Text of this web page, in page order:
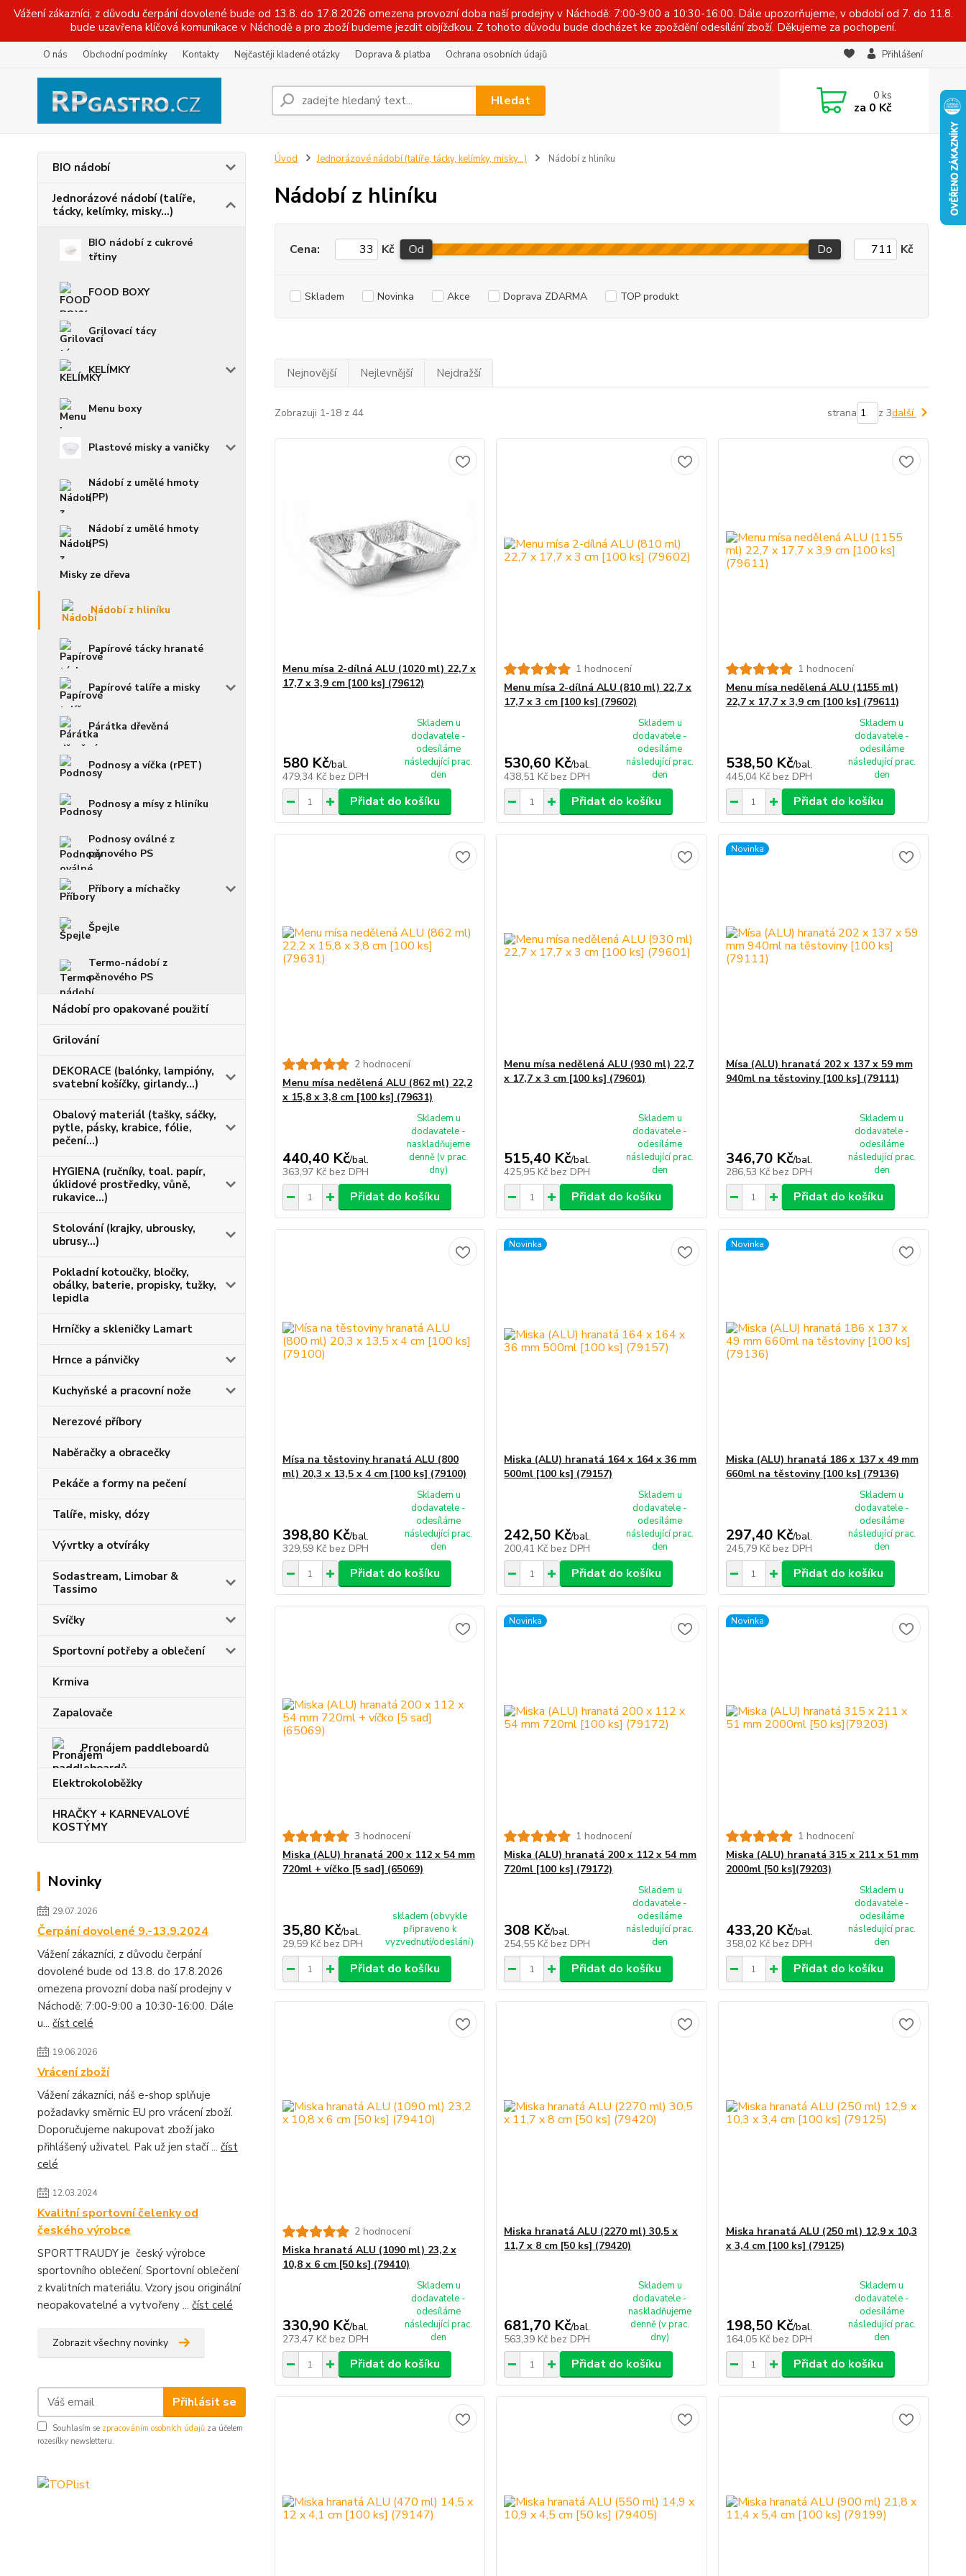
Vážení zákazníci, z důvodu čerpání dovolené bude od 13.8. do 17.8.2026 omezena provozní doba naší prodejny v Náchodě: 7:00-9:00 a 10:30-16:00. Dále upozorňujeme, v období od 7. do 11.8.
bude uzavřena klíčová komunikace v Náchodě a pro zboží budeme jezdit objížďkou. Z tohoto důvodu bude docházet ke zpoždění odesílání zboží. Děkujeme za pochopení.
O nás Obchodní podmínky Kontakty Nejčastěji kladené otázky Doprava & platba Ochrana osobních údajů Přihlášení
Hledat 0ks
za 0 Kč
BIO nádobí
Jednorázové nádobí (talíře,
tácky, kelímky, misky...)
BIO nádobí z cukrové
třtiny
FOOD BOXY
Grilovací tácy
KELÍMKY
Menu boxy
Plastové misky a vaničky
Nádobí z umělé hmoty
(PP)
Nádobí z umělé hmoty
(PS)
Misky ze dřeva
Nádobí z hliníku
Papírové tácky hranaté
Papírové talíře a misky
Párátka dřevěná
Podnosy a víčka (rPET)
Podnosy a mísy z hliníku
Podnosy oválné z
pěnového PS
Příbory a míchačky
Špejle
Termo-nádobí z
pěnového PS
Nádobí pro opakované použití
Grilování
DEKORACE (balónky, lampióny,
svatební košíčky, girlandy...)
Obalový materiál (tašky, sáčky,
pytle, pásky, krabice, fólie,
pečení...)
HYGIENA (ručníky, toal. papír,
úklidové prostředky, vůně,
rukavice...)
Stolování (krajky, ubrousky,
ubrusy...)
Pokladní kotoučky, bločky,
obálky, baterie, propisky, tužky,
lepidla
Hrníčky a skleničky Lamart
Hrnce a pánvičky
Kuchyňské a pracovní nože
Nerezové příbory
Naběračky a obracečky
Pekáče a formy na pečení
Talíře, misky, dózy
Vývrtky a otvíráky
Sodastream, Limobar &
Tassimo
Svíčky
Sportovní potřeby a oblečení
Krmiva
Zapalovače
Pronájem paddleboardů
Elektrokoloběžky
HRAČKY + KARNEVALOVÉ
KOSTÝMY
Novinky
29.07.2026
Čerpání dovolené 9.-13.9.2024
Vážení zákazníci, z důvodu čerpání
dovolené bude od 13.8. do 17.8.2026
omezena provozní doba naší prodejny v
Náchodě: 7:00-9:00 a 10:30-16:00. Dále
u... číst celé
19.06.2026
Vrácení zboží
Vážení zákazníci, náš e-shop splňuje
požadavky směrnic EU pro vrácení zboží.
Doporučujeme nakupovat zboží jako
přihlášený uživatel. Pak už jen stačí ... číst
celé
12.03.2024
Kvalitní sportovní čelenky od
českého výrobce
SPORTTRAUDY je český výrobce
sportovního oblečení. Sportovní oblečení
z kvalitních materiálu. Vzory jsou originální
neopakovatelné a vytvořeny ... číst celé
Zobrazit všechny novinky
Přihlásit se
Souhlasím se zpracováním osobních údajů za účelem
rozesílky newsletteru.
Úvod Jednorázové nádobí (talíře, tácky, kelímky, misky...) Nádobí z hliníku
Nádobí z hliníku
Cena: Kč Od Do Kč
Skladem Novinka Akce Doprava ZDARMA TOP produkt
Nejnovější Nejlevnější Nejdražší
Zobrazuji 1-18 z 44 strana z 3další
Menu mísa 2-dílná ALU (1020 ml) 22,7 x
17,7 x 3,9 cm [100 ks] (79612)
580 Kč/bal.
479,34 Kč bez DPH
Skladem u
dodavatele -
odesíláme
následující prac.
den
Přidat do košíku
1 hodnocení
Menu mísa 2-dílná ALU (810 ml) 22,7 x
17,7 x 3 cm [100 ks] (79602)
530,60 Kč/bal.
438,51 Kč bez DPH
Skladem u
dodavatele -
odesíláme
následující prac.
den
Přidat do košíku
1 hodnocení
Menu mísa nedělená ALU (1155 ml)
22,7 x 17,7 x 3,9 cm [100 ks] (79611)
538,50 Kč/bal.
445,04 Kč bez DPH
Skladem u
dodavatele -
odesíláme
následující prac.
den
Přidat do košíku
2 hodnocení
Menu mísa nedělená ALU (862 ml) 22,2
x 15,8 x 3,8 cm [100 ks] (79631)
440,40 Kč/bal.
363,97 Kč bez DPH
Skladem u
dodavatele -
naskladňujeme
denně (v prac.
dny)
Přidat do košíku
Menu mísa nedělená ALU (930 ml) 22,7
x 17,7 x 3 cm [100 ks] (79601)
515,40 Kč/bal.
425,95 Kč bez DPH
Skladem u
dodavatele -
odesíláme
následující prac.
den
Přidat do košíku
Novinka
Mísa (ALU) hranatá 202 x 137 x 59 mm
940ml na těstoviny [100 ks] (79111)
346,70 Kč/bal.
286,53 Kč bez DPH
Skladem u
dodavatele -
odesíláme
následující prac.
den
Přidat do košíku
Mísa na těstoviny hranatá ALU (800
ml) 20,3 x 13,5 x 4 cm [100 ks] (79100)
398,80 Kč/bal.
329,59 Kč bez DPH
Skladem u
dodavatele -
odesíláme
následující prac.
den
Přidat do košíku
Novinka
Miska (ALU) hranatá 164 x 164 x 36 mm
500ml [100 ks] (79157)
242,50 Kč/bal.
200,41 Kč bez DPH
Skladem u
dodavatele -
odesíláme
následující prac.
den
Přidat do košíku
Novinka
Miska (ALU) hranatá 186 x 137 x 49 mm
660ml na těstoviny [100 ks] (79136)
297,40 Kč/bal.
245,79 Kč bez DPH
Skladem u
dodavatele -
odesíláme
následující prac.
den
Přidat do košíku
3 hodnocení
Miska (ALU) hranatá 200 x 112 x 54 mm
720ml + víčko [5 sad] (65069)
35,80 Kč/bal.
29,59 Kč bez DPH
skladem (obvykle
připraveno k
vyzvednutí/odeslání)
Přidat do košíku
Novinka
1 hodnocení
Miska (ALU) hranatá 200 x 112 x 54 mm
720ml [100 ks] (79172)
308 Kč/bal.
254,55 Kč bez DPH
Skladem u
dodavatele -
odesíláme
následující prac.
den
Přidat do košíku
Novinka
1 hodnocení
Miska (ALU) hranatá 315 x 211 x 51 mm
2000ml [50 ks](79203)
433,20 Kč/bal.
358,02 Kč bez DPH
Skladem u
dodavatele -
odesíláme
následující prac.
den
Přidat do košíku
2 hodnocení
Miska hranatá ALU (1090 ml) 23,2 x
10,8 x 6 cm [50 ks] (79410)
330,90 Kč/bal.
273,47 Kč bez DPH
Skladem u
dodavatele -
odesíláme
následující prac.
den
Přidat do košíku
Miska hranatá ALU (2270 ml) 30,5 x
11,7 x 8 cm [50 ks] (79420)
681,70 Kč/bal.
563,39 Kč bez DPH
Skladem u
dodavatele -
naskladňujeme
denně (v prac.
dny)
Přidat do košíku
Miska hranatá ALU (250 ml) 12,9 x 10,3
x 3,4 cm [100 ks] (79125)
198,50 Kč/bal.
164,05 Kč bez DPH
Skladem u
dodavatele -
odesíláme
následující prac.
den
Přidat do košíku